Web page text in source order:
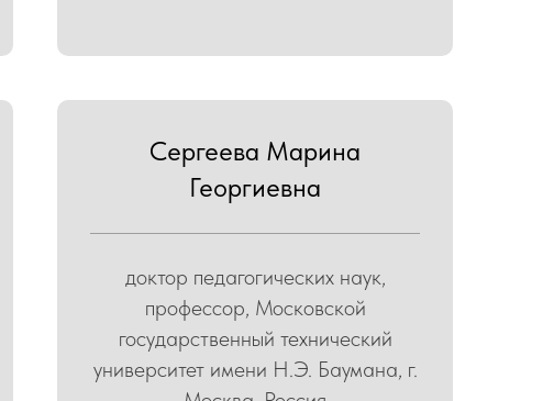
Сергеева Марина
Георгиевна
доктор педагогических наук,
профессор, Московской
государственный технический
университет имени Н.Э. Баумана, г.